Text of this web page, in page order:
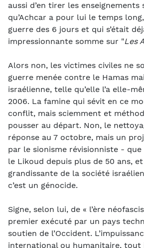
aussi d’en tirer les enseignements
qu’Achcar a pour lui le temps
guerre des 6 jours et qui s’était
impressionnante somme sur "Les
Alors non, les victimes civiles ne
guerre menée contre le Hamas
israélienne, telle qu’elle l’a elle-
2006. La famine qui sévit en ce
conflit, mais sciemment et
pousser au départ. Non, le
réponse au 7 octobre, mais un
par le sionisme révisionniste -
le Likoud depuis plus de 50 ans,
grandissante de la société
c’est un génocide.
Signe, selon lui, de « l’ère
premier exécuté par un pays
soutien de l’Occident.
international ou humanitaire, tout